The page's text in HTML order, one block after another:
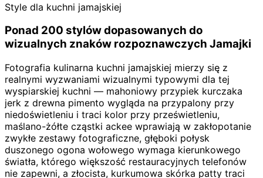
Style dla kuchni jamajskiej
Ponad 200 stylów dopasowanych do
wizualnych znaków rozpoznawczych Jamajki
Fotografia kulinarna kuchni jamajskiej mierzy się z
realnymi wyzwaniami wizualnymi typowymi dla tej
wyspiarskiej kuchni — mahoniowy przypiek kurczaka
jerk z drewna pimento wygląda na przypalony przy
niedoświetleniu i traci kolor przy prześwietleniu,
maślano-żółte cząstki ackee wprawiają w zakłopotanie
zwykłe zestawy fotograficzne, głęboki połysk
duszonego ogona wołowego wymaga kierunkowego
światła, którego większość restauracyjnych telefonów
nie zapewni, a złocista, kurkumowa skórka patty traci